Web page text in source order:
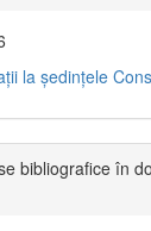
la şedinţele
bibliografice în